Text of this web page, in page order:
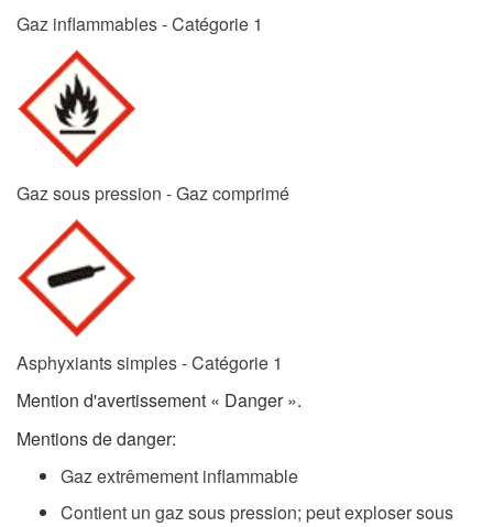
Gaz inflammables - Catégorie 1
Gaz sous pression - Gaz comprimé
Asphyxiants simples - Catégorie 1
Mention d'avertissement « Danger ».
Mentions de danger:
Gaz extrêmement inflammable
Contient un gaz sous pression; peut exploser sous